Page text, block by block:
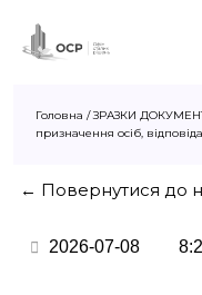
Головна /ЗРАЗКИ
призначення осіб,
← Повернутися до
2026-07-08